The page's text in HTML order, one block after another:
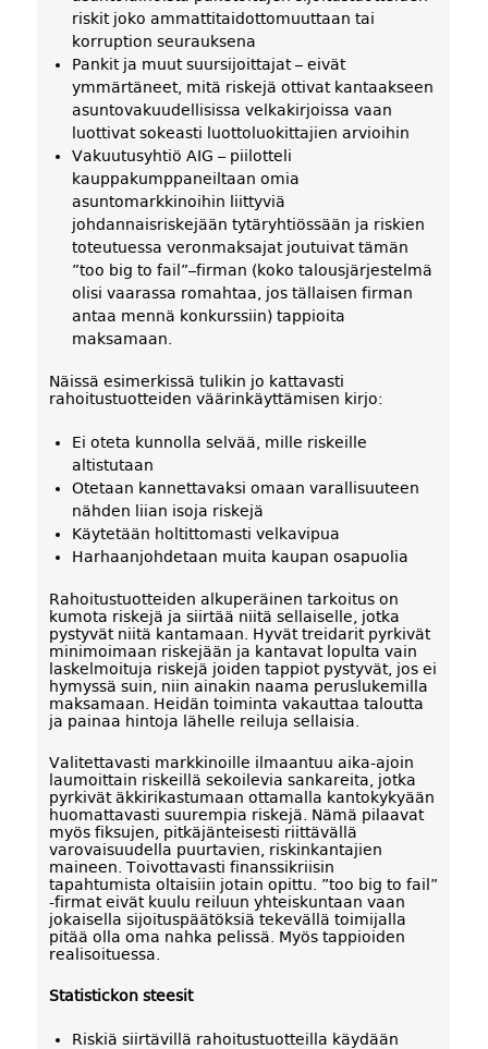
riskit joko ammattitaidottomuuttaan tai
korruption seurauksena
Pankit ja muut suursijoittajat – eivät
ymmärtäneet, mitä riskejä ottivat kantaakseen
asuntovakuudellisissa velkakirjoissa vaan
luottivat sokeasti luottoluokittajien arvioihin
Vakuutusyhtiö AIG – piilotteli
kauppakumppaneiltaan omia
asuntomarkkinoihin liittyviä
johdannaisriskejään tytäryhtiössään ja riskien
toteutuessa veronmaksajat joutuivat tämän
”too big to fail”–firman (koko talousjärjestelmä
olisi vaarassa romahtaa, jos tällaisen firman
antaa mennä konkurssiin) tappioita
maksamaan.
Näissä esimerkissä tulikin jo kattavasti
rahoitustuotteiden väärinkäyttämisen kirjo:
Ei oteta kunnolla selvää, mille riskeille
altistutaan
Otetaan kannettavaksi omaan varallisuuteen
nähden liian isoja riskejä
Käytetään holtittomasti velkavipua
Harhaanjohdetaan muita kaupan osapuolia
Rahoitustuotteiden alkuperäinen tarkoitus on
kumota riskejä ja siirtää niitä sellaiselle, jotka
pystyvät niitä kantamaan. Hyvät treidarit pyrkivät
minimoimaan riskejään ja kantavat lopulta vain
laskelmoituja riskejä joiden tappiot pystyvät, jos ei
hymyssä suin, niin ainakin naama peruslukemilla
maksamaan. Heidän toiminta vakauttaa taloutta
ja painaa hintoja lähelle reiluja sellaisia.
Valitettavasti markkinoille ilmaantuu aika-ajoin
laumoittain riskeillä sekoilevia sankareita, jotka
pyrkivät äkkirikastumaan ottamalla kantokykyään
huomattavasti suurempia riskejä. Nämä pilaavat
myös fiksujen, pitkäjänteisesti riittävällä
varovaisuudella puurtavien, riskinkantajien
maineen. Toivottavasti finanssikriisin
tapahtumista oltaisiin jotain opittu. ”too big to fail”
-firmat eivät kuulu reiluun yhteiskuntaan vaan
jokaisella sijoituspäätöksiä tekevällä toimijalla
pitää olla oma nahka pelissä. Myös tappioiden
realisoituessa.
Statistickon steesit
Riskiä siirtävillä rahoitustuotteilla käydään